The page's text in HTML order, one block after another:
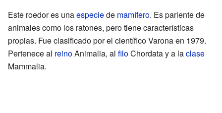
Este roedor es unaespeciede mamífero. Es pariente de
animales como los ratones, pero tiene características
propias. Fue clasificado por el científico Varona en 1979.
Pertenece al reinoAnimalia, al filoChordata y a laclase
Mammalia.